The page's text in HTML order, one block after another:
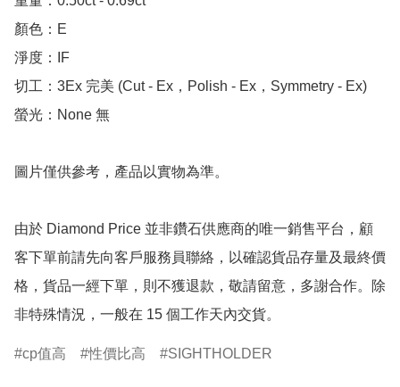
顏色：E
淨度：IF
切工：3Ex 完美 (Cut - Ex，Polish - Ex，Symmetry - Ex)
螢光：None 無
圖片僅供參考，產品以實物為準。
由於 Diamond Price 並非鑽石供應商的唯一銷售平台，顧
客下單前請先向客戶服務員聯絡，以確認貨品存量及最終價
格，貨品一經下單，則不獲退款，敬請留意，多謝合作。除
非特殊情況，一般在 15 個工作天內交貨。
cp值高 性價比高 SIGHTHOLDER